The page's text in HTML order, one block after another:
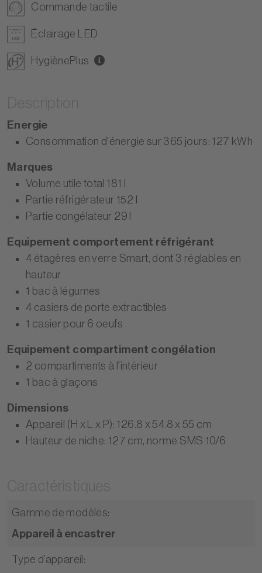
Commande tactile
Éclairage LED
HygiènePlus
Energie
Consommation d'énergie sur 365 jours: 127 kWh
Marques
Volume utile total 181 I
Partie réfrigérateur 152 I
Partie congélateur 29 I
Equipement comportement réfrigérant
4 étagères en verre Smart, dont 3 réglables en
hauteur
1 bac à légumes
4 casiers de porte extractibles
1 casier pour 6 oeufs
Equipement compartiment congélation
2 compartiments à l'intérieur
1 bac à glaçons
Dimensions
Appareil (H x L x P): 126.8 x 54.8 x 55 cm
Hauteur de niche: 127 cm, norme SMS 10/6
Gamme de modèles:
Appareil à encastrer
Type d’appareil :